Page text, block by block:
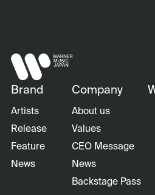
Brand
Artists
Release
Feature
News
Company
About us
Values
CEO Message
News
Backstage Pass